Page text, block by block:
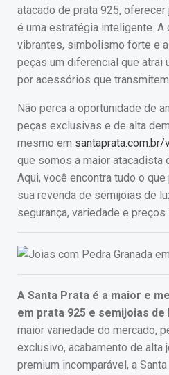
atacado de prata 925,
é uma estratégia inteligente. A
vibrantes, simbolismo forte e
peças um diferencial que atrai
por acessórios que
Não perca a oportunidade de
peças exclusivas e de alta
mesmo em santaprata.com.br/
que somos a maior atacadista
Aqui, você encontra tudo o
sua revenda de semijoias de
segurança, variedade e
A Santa Prata é a maior e
em prata 925 e semijoias de
maior variedade do mercado,
exclusivo, acabamento de alta
premium incomparável, a